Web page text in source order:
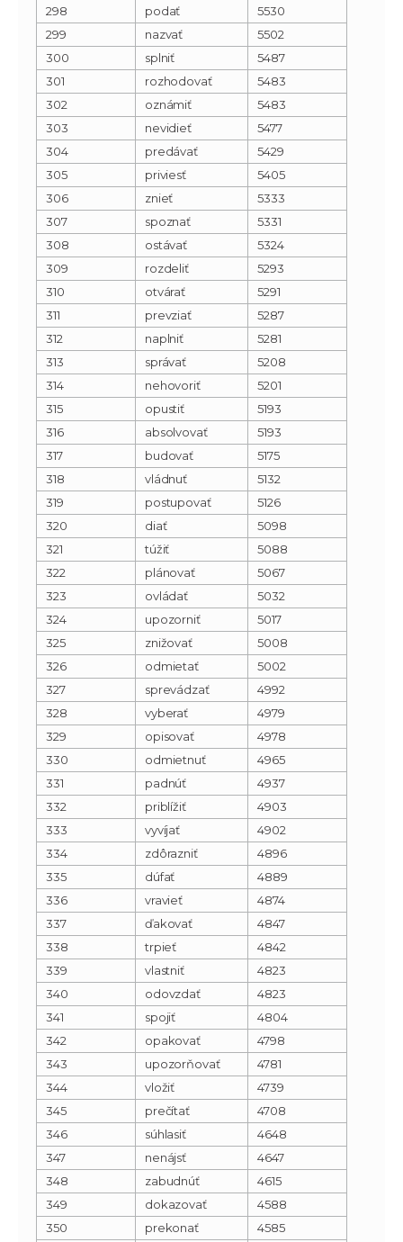
298 podať
5530
299
nazvať
5502
300
splniť
5487
301
rozhodovať
5483
302
oznámiť
5483
303
nevidieť
5477
304
predávať
5429
305
priviesť
5405
306
znieť
5333
307
spoznať
5331
308
ostávať
5324
309
rozdeliť
5293
310
otvárať
5291
311
prevziať
5287
312
naplniť
5281
313
správať
5208
314
nehovoriť
5201
315
opustiť
5193
316
absolvovať
5193
317
budovať
5175
318
vládnuť
5132
319
postupovať
5126
320
diať
5098
321
túžiť
5088
322
plánovať
5067
323
ovládať
5032
324
upozorniť
5017
325
znižovať
5008
326
odmietať
5002
327
sprevádzať
4992
328
vyberať
4979
329
opisovať
4978
330
odmietnuť
4965
331
padnúť
4937
332
priblížiť
4903
333
vyvíjať
4902
334
zdôrazniť
4896
335
dúfať
4889
336
vravieť
4874
337
ďakovať
4847
338
trpieť
4842
339
vlastniť
4823
340
odovzdať
4823
341
spojiť
4804
342
opakovať
4798
343
upozorňovať
4781
344
vložiť
4739
345
prečítať
4708
346
súhlasiť
4648
347
nenájsť
4647
348
zabudnúť
4615
349
dokazovať
4588
350
prekonať
4585